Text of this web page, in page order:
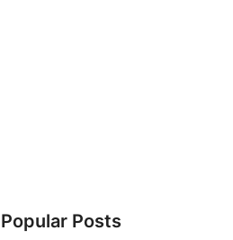
Popular Posts